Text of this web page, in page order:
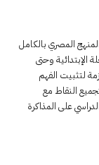
المصري بالكامل
من المرحلة الإبتدائية وحتى
لتثبيت الفهم
النقاط مع
على المذاكرة